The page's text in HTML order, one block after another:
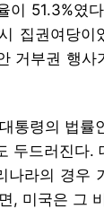
이 51.3%였
집권여당이
거부권 행사
통령의 법률
두드러진다.
라의 경우
, 미국은 그